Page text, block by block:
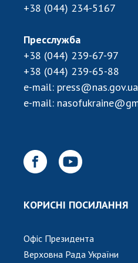
+38 (044) 234-5167
Пресслужба
+38 (044) 239-67-97
+38 (044) 239-65-88
e-mail: press@nas.gov.ua
e-mail:
КОРИСНІ ПОСИЛАННЯ
Офіс Президента
Верховна Рада України